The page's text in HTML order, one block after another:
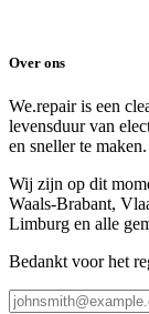
Over ons
We.repair is een
levensduur van
en sneller te maken.
Wij zijn op dit
Waals-Brabant,
Limburg en alle
Bedankt voor het